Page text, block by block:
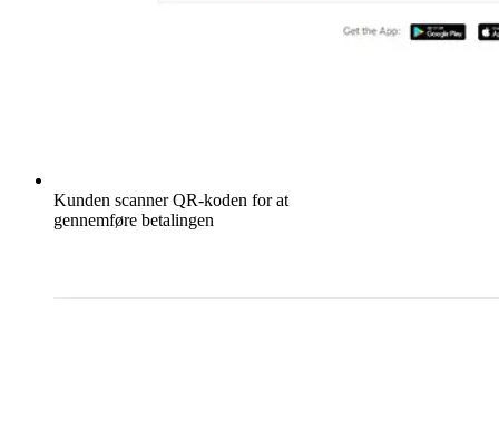
Kunden scanner QR-koden for at
gennemføre betalingen